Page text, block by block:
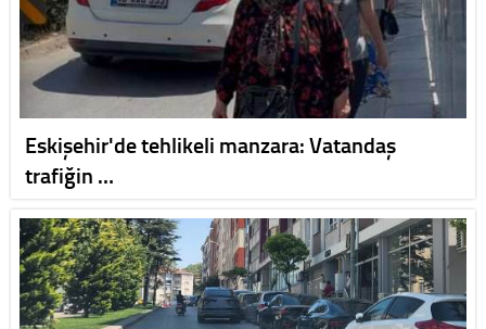
Eskişehir'de tehlikeli manzara: Vatandaş
trafiğin …